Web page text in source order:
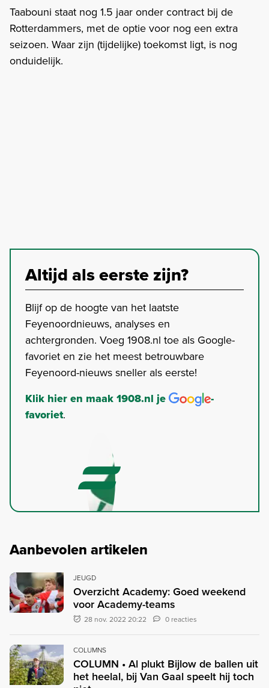
Taabouni staat nog 1.5 jaar onder contract bij de
Rotterdammers, met de optie voor nog een extra
seizoen. Waar zijn (tijdelijke) toekomst ligt, is nog
onduidelijk.
Altijd als eerste zijn?
Blijf op de hoogte van het laatste
Feyenoordnieuws, analyses en
achtergronden. Voeg 1908.nl toe als Google-
favoriet en zie het meest betrouwbare
Feyenoord-nieuws sneller als eerste!
Klik hier en maak 1908.nl je
-
favoriet.
Aanbevolen artikelen
JEUGD
Overzicht Academy: Goed weekend
voor Academy-teams
28 nov. 2022 20:22 0 reacties
COLUMNS
COLUMN • Al plukt Bijlow de ballen uit
het heelal, bij Van Gaal speelt hij toch